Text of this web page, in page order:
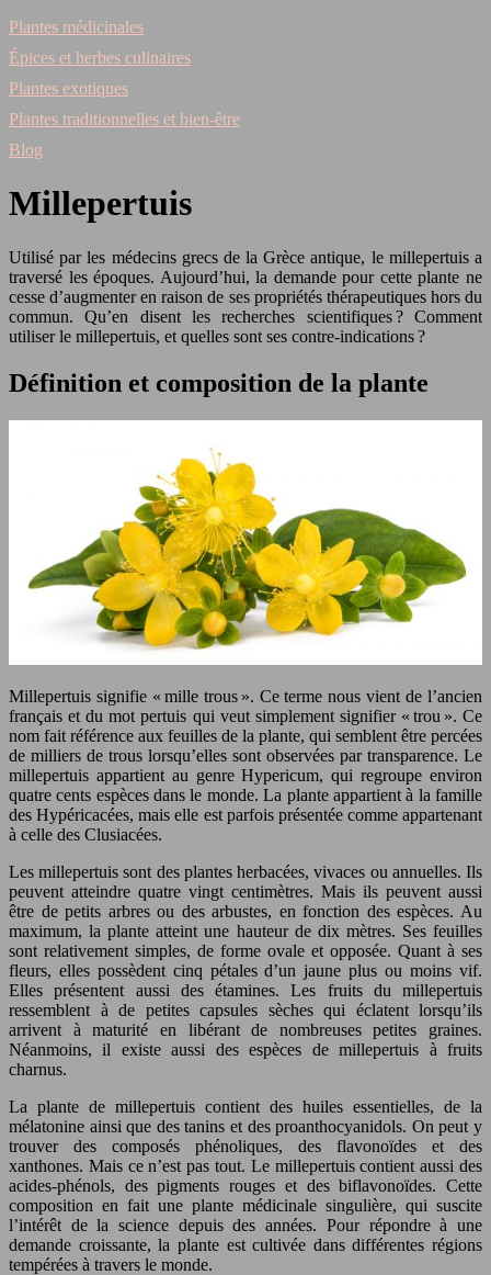
Plantes médicinales
Épices et herbes culinaires
Plantes exotiques
Plantes traditionnelles et bien-être
Blog
Millepertuis
Utilisé par les médecins grecs de la Grèce antique, le millepertuis a
traversé les époques. Aujourd’hui, la demande pour cette plante ne
cesse d’augmenter en raison de ses propriétés thérapeutiques hors du
commun. Qu’en disent les recherches scientifiques ? Comment
utiliser le millepertuis, et quelles sont ses contre-indications ?
Définition et composition de la plante
Millepertuis signifie « mille trous ». Ce terme nous vient de l’ancien
français et du mot pertuis qui veut simplement signifier « trou ». Ce
nom fait référence aux feuilles de la plante, qui semblent être percées
de milliers de trous lorsqu’elles sont observées par transparence. Le
millepertuis appartient au genre Hypericum, qui regroupe environ
quatre cents espèces dans le monde. La plante appartient à la famille
des Hypéricacées, mais elle est parfois présentée comme appartenant
à celle des Clusiacées.
Les millepertuis sont des plantes herbacées, vivaces ou annuelles. Ils
peuvent atteindre quatre vingt centimètres. Mais ils peuvent aussi
être de petits arbres ou des arbustes, en fonction des espèces. Au
maximum, la plante atteint une hauteur de dix mètres. Ses feuilles
sont relativement simples, de forme ovale et opposée. Quant à ses
fleurs, elles possèdent cinq pétales d’un jaune plus ou moins vif.
Elles présentent aussi des étamines. Les fruits du millepertuis
ressemblent à de petites capsules sèches qui éclatent lorsqu’ils
arrivent à maturité en libérant de nombreuses petites graines.
Néanmoins, il existe aussi des espèces de millepertuis à fruits
charnus.
La plante de millepertuis contient des huiles essentielles, de la
mélatonine ainsi que des tanins et des proanthocyanidols. On peut y
trouver des composés phénoliques, des flavonoïdes et des
xanthones. Mais ce n’est pas tout. Le millepertuis contient aussi des
acides-phénols, des pigments rouges et des biflavonoïdes. Cette
composition en fait une plante médicinale singulière, qui suscite
l’intérêt de la science depuis des années. Pour répondre à une
demande croissante, la plante est cultivée dans différentes régions
tempérées à travers le monde.